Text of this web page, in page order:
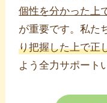
個性を分かった上
が重要です。私た
り把握した上で正
よう全力サポート